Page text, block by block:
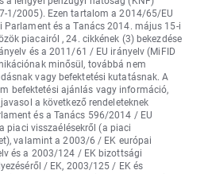
1/2005). Ezen tartalom a 2014/65/EU
Parlament és a Tanács 2014. május 15-i
piacairól , 24. cikkének (3) bekezdése
és a 2011/61 / EU irányelv (MiFID
minősül, továbbá nem
vagy befektetési kutatásnak. A
befektetési ajánlás vagy információ,
a következő rendeleteknek
és a Tanács 596/2014 / EU
piaci visszaélésekről (a piaci
valamint a 2003/6 / EK európai
és a 2003/124 / EK bizottsági
/ EK, 2003/125 / EK és